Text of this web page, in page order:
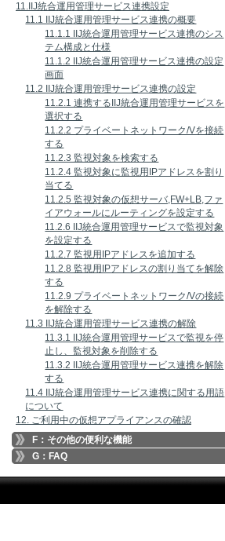
11.IIJ統合運用管理サービス連携設定
11.1 IIJ統合運用管理サービス連携の概要
11.1.1 IIJ統合運用管理サービス連携のシス
テム構成と仕様
11.1.2 IIJ統合運用管理サービス連携の設定
画面
11.2 IIJ統合運用管理サービス連携の設定
11.2.1 連携するIIJ統合運用管理サービスを
選択する
11.2.2 プライベートネットワーク/Vを接続
する
11.2.3 監視対象を検索する
11.2.4 監視対象に監視用IPアドレスを割り
当てる
11.2.5 監視対象の仮想サーバ,FW+LB,ファ
イアウォールにルーティングを設定する
11.2.6 IIJ統合運用管理サービスで監視対象
を設定する
11.2.7 監視用IPアドレスを追加する
11.2.8 監視用IPアドレスの割り当てを解除
する
11.2.9 プライベートネットワーク/Vの接続
を解除する
11.3 IIJ統合運用管理サービス連携の解除
11.3.1 IIJ統合運用管理サービスで監視を停
止し、監視対象を削除する
11.3.2 IIJ統合運用管理サービス連携を解除
する
11.4 IIJ統合運用管理サービス連携に関する用語
について
12. ご利用中の仮想アプライアンスの確認
F：その他の便利な機能
G：FAQ